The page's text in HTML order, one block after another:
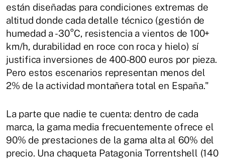
están diseñadas para condiciones extremas de
altitud donde cada detalle técnico (gestión de
humedad a -30°C, resistencia a vientos de 100+
km/h, durabilidad en roce con roca y hielo) sí
justifica inversiones de 400-800 euros por pieza.
Pero estos escenarios representan menos del
2% de la actividad montañera total en España."
La parte que nadie te cuenta: dentro de cada
marca, la gama media frecuentemente ofrece el
90% de prestaciones de la gama alta al 60% del
precio. Una chaqueta Patagonia Torrentshell (140